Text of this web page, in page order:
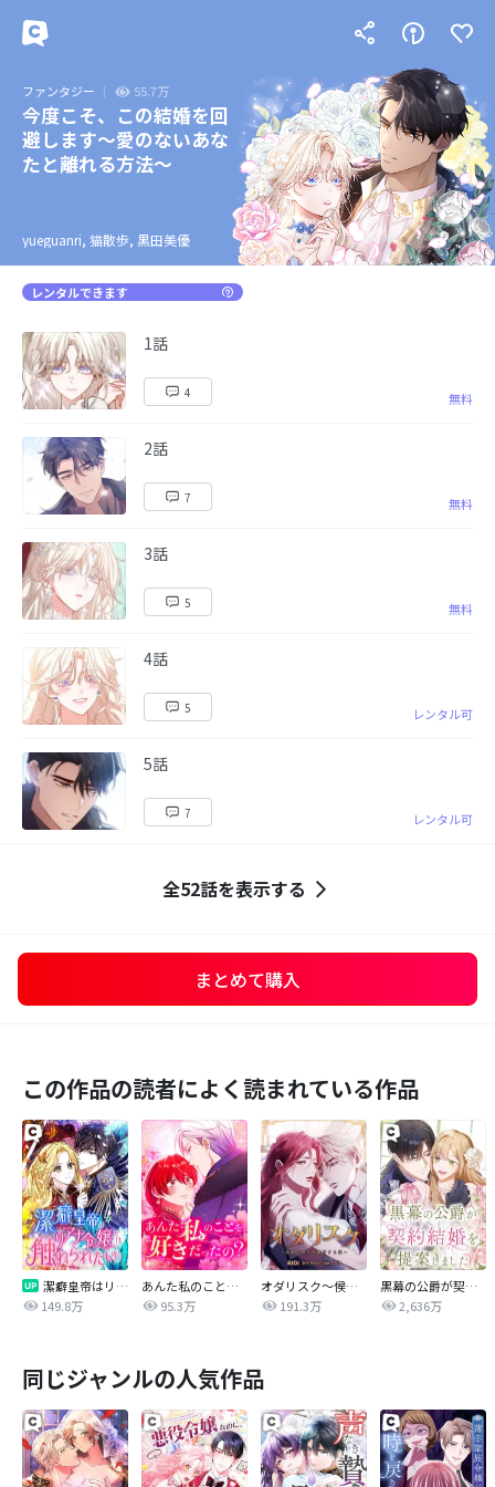
ファンタジー 55.7万
今度こそ、この結婚を回
避します～愛のないあな
たと離れる方法～
yueguanri, 猫散歩, 黒田美優
レンタルできます
1話
4 無料
2話
7 無料
3話
5 無料
4話
5 レンタル可
5話
7 レンタル可
全52話を表示する
まとめて購入
この作品の読者によく読まれている作品
潔癖皇帝はリアナ令嬢だけに触れられたい
149.8万
あんた私のことを好きだったの？
95.3万
オダリスク～侯爵が彼女を鑑賞する訳～
191.3万
黒幕の公爵が契約結婚を提案しました
2,636万
同じジャンルの人気作品